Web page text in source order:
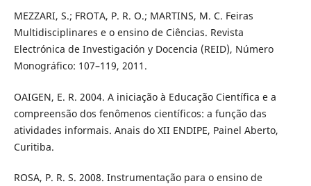
MEZZARI, S.; FROTA, P. R. O.; MARTINS, M. C. Feiras
Multidisciplinares e o ensino de Ciências. Revista
Electrónica de Investigación y Docencia (REID), Número
Monográfico: 107–119, 2011.
OAIGEN, E. R. 2004. A iniciação à Educação Científica e a
compreensão dos fenômenos científicos: a função das
atividades informais. Anais do XII ENDIPE, Painel Aberto,
Curitiba.
ROSA, P. R. S. 2008. Instrumentação para o ensino de